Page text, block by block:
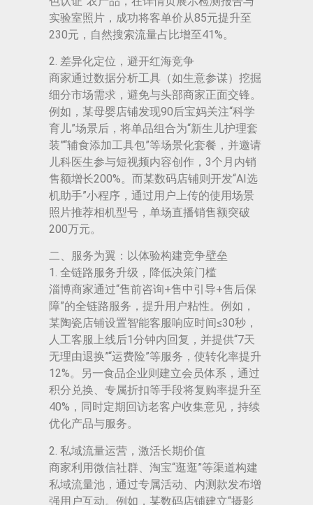
实验室照片，成功将客单价从85元提升至
230元，自然搜索流量占比增至41%。
2. 差异化定位，避开红海竞争
商家通过数据分析工具（如生意参谋）挖掘
细分市场需求，避免与头部商家正面交锋。
例如，某母婴店铺发现90后宝妈关注“科学
育儿”场景后，将单品组合为“新生儿护理套
装”“辅食添加工具包”等场景化套餐，并邀请
儿科医生参与短视频内容创作，3个月内销
售额增长200%。而某数码店铺则开发“AI选
机助手”小程序，通过用户上传的使用场景
照片推荐相机型号，单场直播销售额突破
200万元。
二、服务为翼：以体验构建竞争壁垒
1. 全链路服务升级，降低决策门槛
淄博商家通过“售前咨询+售中引导+售后保
障”的全链路服务，提升用户粘性。例如，
某陶瓷店铺设置智能客服响应时间≤30秒，
人工客服上线后1分钟内回复，并提供“7天
无理由退换”“运费险”等服务，使转化率提升
12%。另一食品企业则建立会员体系，通过
积分兑换、专属折扣等手段将复购率提升至
40%，同时定期回访老客户收集意见，持续
优化产品与服务。
2. 私域流量运营，激活长期价值
商家利用微信社群、淘宝“逛逛”等渠道构建
私域流量池，通过专属活动、内测款发布增
强用户互动。例如，某数码店铺建立“摄影